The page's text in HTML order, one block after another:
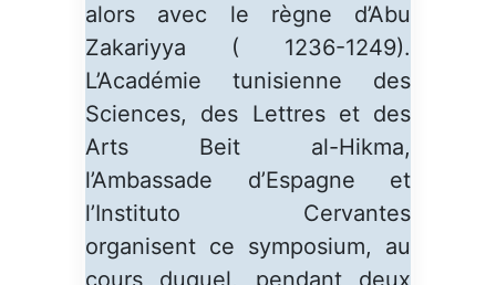
alors avec le règne d’Abu
Zakariyya ( 1236-1249).
L’Académie tunisienne des
Sciences, des Lettres et des
Arts Beit al-Hikma,
l’Ambassade d’Espagne et
l’Instituto Cervantes
organisent ce symposium, au
cours duquel, pendant deux